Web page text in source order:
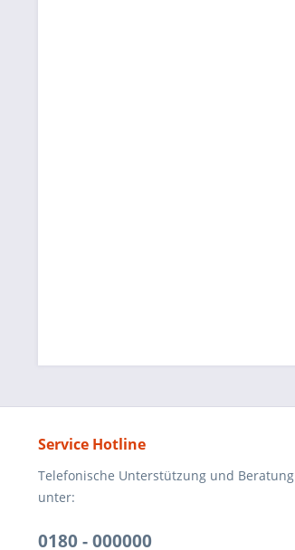
Service Hotline
Telefonische Unterstützung und Beratung
unter:
0180 - 000000